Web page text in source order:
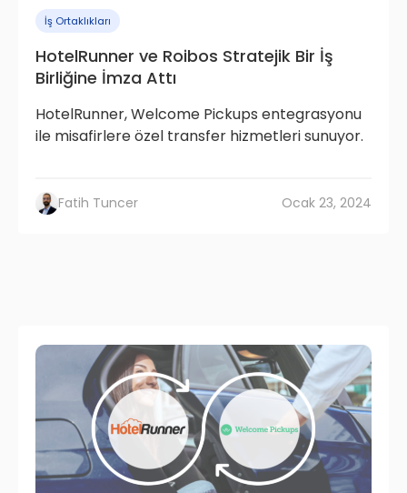
İş Ortaklıkları
HotelRunner ve Roibos Stratejik Bir İş
Birliğine İmza Attı
HotelRunner, Welcome Pickups entegrasyonu
ile misafirlere özel transfer hizmetleri sunuyor.
Fatih Tuncer Ocak 23, 2024